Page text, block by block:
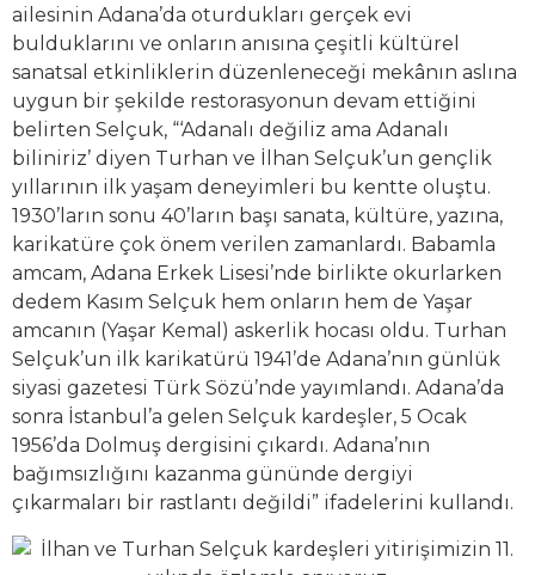
ailesinin Adana’da oturdukları gerçek evi
bulduklarını ve onların anısına çeşitli kültürel
sanatsal etkinliklerin düzenleneceği mekânın aslına
uygun bir şekilde restorasyonun devam ettiğini
belirten Selçuk, “‘Adanalı değiliz ama Adanalı
biliniriz’ diyen Turhan ve İlhan Selçuk’un gençlik
yıllarının ilk yaşam deneyimleri bu kentte oluştu.
1930’ların sonu 40’ların başı sanata, kültüre, yazına,
karikatüre çok önem verilen zamanlardı. Babamla
amcam, Adana Erkek Lisesi’nde birlikte okurlarken
dedem Kasım Selçuk hem onların hem de Yaşar
amcanın (Yaşar Kemal) askerlik hocası oldu. Turhan
Selçuk’un ilk karikatürü 1941’de Adana’nın günlük
siyasi gazetesi Türk Sözü’nde yayımlandı. Adana’da
sonra İstanbul’a gelen Selçuk kardeşler, 5 Ocak
1956’da Dolmuş dergisini çıkardı. Adana’nın
bağımsızlığını kazanma gününde dergiyi
çıkarmaları bir rastlantı değildi” ifadelerini kullandı.